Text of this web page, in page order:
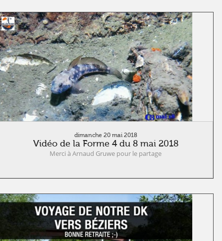
dimanche 20 mai 2018
Vidéo de la Forme 4 du 8 mai 2018
Merci à Arnaud Gruwe pour le partage